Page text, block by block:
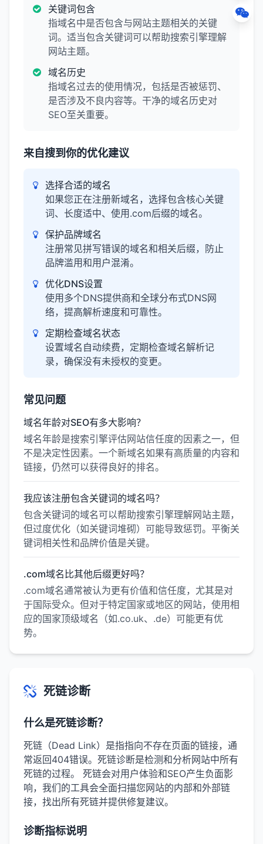
关键词包含
指域名中是否包含与网站主题相关的关键
词。适当包含关键词可以帮助搜索引擎理解
网站主题。
域名历史
指域名过去的使用情况，包括是否被惩罚、
是否涉及不良内容等。干净的域名历史对
SEO至关重要。
来自搜到你的优化建议
选择合适的域名
如果您正在注册新域名，选择包含核心关键
词、长度适中、使用.com后缀的域名。
保护品牌域名
注册常见拼写错误的域名和相关后缀，防止
品牌滥用和用户混淆。
优化DNS设置
使用多个DNS提供商和全球分布式DNS网
络，提高解析速度和可靠性。
定期检查域名状态
设置域名自动续费，定期检查域名解析记
录，确保没有未授权的变更。
常见问题
域名年龄对SEO有多大影响？
域名年龄是搜索引擎评估网站信任度的因素之一，但
不是决定性因素。一个新域名如果有高质量的内容和
链接，仍然可以获得良好的排名。
我应该注册包含关键词的域名吗？
包含关键词的域名可以帮助搜索引擎理解网站主题，
但过度优化（如关键词堆砌）可能导致惩罚。平衡关
键词相关性和品牌价值是关键。
.com域名比其他后缀更好吗？
.com域名通常被认为更有价值和信任度，尤其是对
于国际受众。但对于特定国家或地区的网站，使用相
应的国家顶级域名（如.co.uk、.de）可能更有优
势。
死链诊断
什么是死链诊断？
死链（Dead Link）是指指向不存在页面的链接，通
常返回404错误。死链诊断是检测和分析网站中所有
死链的过程。 死链会对用户体验和SEO产生负面影
响，我们的工具会全面扫描您网站的内部和外部链
接，找出所有死链并提供修复建议。
诊断指标说明